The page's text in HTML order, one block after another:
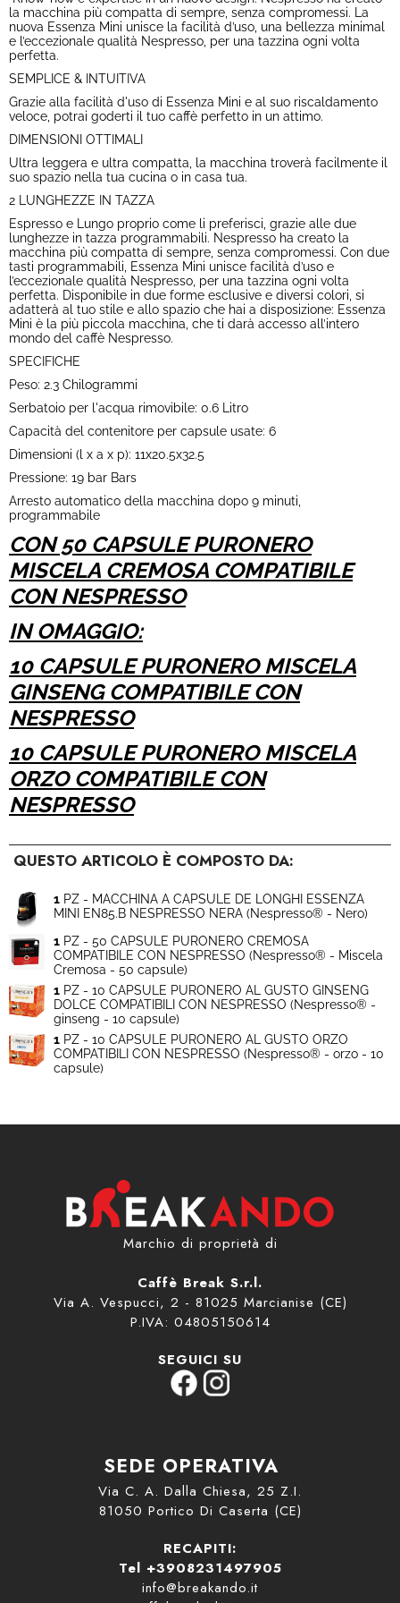
la macchina più compatta di sempre, senza compromessi. La
nuova Essenza Mini unisce la facilità d’uso, una bellezza minimal
e l’eccezionale qualità Nespresso, per una tazzina ogni volta
perfetta.
SEMPLICE & INTUITIVA
Grazie alla facilità d'uso di Essenza Mini e al suo riscaldamento
veloce, potrai goderti il tuo caffè perfetto in un attimo.
DIMENSIONI OTTIMALI
Ultra leggera e ultra compatta, la macchina troverà facilmente il
suo spazio nella tua cucina o in casa tua.
2 LUNGHEZZE IN TAZZA
Espresso e Lungo proprio come li preferisci, grazie alle due
lunghezze in tazza programmabili. Nespresso ha creato la
macchina più compatta di sempre, senza compromessi. Con due
tasti programmabili, Essenza Mini unisce facilità d’uso e
l’eccezionale qualità Nespresso, per una tazzina ogni volta
perfetta. Disponibile in due forme esclusive e diversi colori, si
adatterà al tuo stile e allo spazio che hai a disposizione: Essenza
Mini è la più piccola macchina, che ti darà accesso all’intero
mondo del caffè Nespresso.
SPECIFICHE
Peso: 2.3 Chilogrammi
Serbatoio per l'acqua rimovibile: 0.6 Litro
Capacità del contenitore per capsule usate: 6
Dimensioni (l x a x p): 11x20.5x32.5
Pressione: 19 bar Bars
Arresto automatico della macchina dopo 9 minuti,
programmabile
CON 50 CAPSULE PURONERO
MISCELA CREMOSA COMPATIBILE
CON NESPRESSO
IN OMAGGIO:
10 CAPSULE PURONERO MISCELA
GINSENG COMPATIBILE CON
NESPRESSO
10 CAPSULE PURONERO MISCELA
ORZO COMPATIBILE CON
NESPRESSO
QUESTO ARTICOLO È COMPOSTO DA:
1 PZ - MACCHINA A CAPSULE DE LONGHI ESSENZA
MINI EN85.B NESPRESSO NERA (Nespresso® - Nero)
1 PZ - 50 CAPSULE PURONERO CREMOSA
COMPATIBILE CON NESPRESSO (Nespresso® - Miscela
Cremosa - 50 capsule)
1 PZ - 10 CAPSULE PURONERO AL GUSTO GINSENG
DOLCE COMPATIBILI CON NESPRESSO (Nespresso® -
ginseng - 10 capsule)
1 PZ - 10 CAPSULE PURONERO AL GUSTO ORZO
COMPATIBILI CON NESPRESSO (Nespresso® - orzo - 10
capsule)
Marchio di proprietà di
Caffè Break S.r.l.
Via A. Vespucci, 2 - 81025 Marcianise (CE)
P.IVA: 04805150614
SEGUICI SU
SEDE OPERATIVA
Via C. A. Dalla Chiesa, 25 Z.I.
81050 Portico Di Caserta (CE)
RECAPITI:
Tel +3908231497905
info@breakando.it